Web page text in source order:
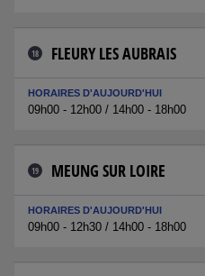
18 FLEURY LES AUBRAIS
HORAIRES D'AUJOURD'HUI
09h00 - 12h00 / 14h00 - 18h00
19 MEUNG SUR LOIRE
HORAIRES D'AUJOURD'HUI
09h00 - 12h30 / 14h00 - 18h00